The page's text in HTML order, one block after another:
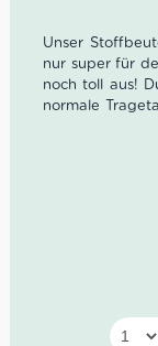
Unser
nur super für
noch toll aus!
normale